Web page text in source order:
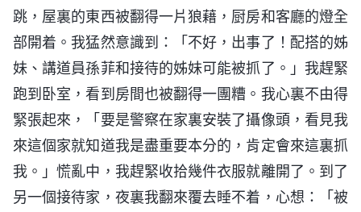
跳，屋裏的東西被翻得一片狼藉，厨房和客廳的燈全
部開着。我猛然意識到：「不好，出事了！配搭的姊
妹、講道員孫菲和接待的姊妹可能被抓了。」我趕緊
跑到卧室，看到房間也被翻得一團糟。我心裏不由得
緊張起來，「要是警察在家裏安裝了攝像頭，看見我
來這個家就知道我是盡重要本分的，肯定會來這裏抓
我。」慌亂中，我趕緊收拾幾件衣服就離開了。到了
另一個接待家，夜裏我翻來覆去睡不着，心想：「被